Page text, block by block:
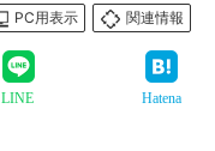
PC用表示 関連情報
LINE Hatena